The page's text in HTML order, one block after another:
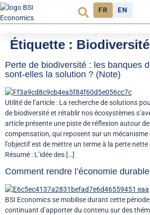
FR EN
Étiquette : Biodiversité
Perte de biodiversité : les banques
sont-elles la solution ? (Note)
Utilité de l’article : La recherche de solutions
de biodiversité et rétablir nos écosystèmes
article présente une piste de réflexion autour
compensation, qui reposent sur un mécanisme
l’objectif est de mettre un terme à la perte
Résumé : L’idée des […]
Comment rendre l’économie
BSI Economics se mobilise durant cette période
continuant d’apporter du contenu sur des